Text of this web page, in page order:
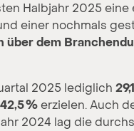
Halbjahr 2025
einer nochmals
über dem
2025 lediglich
42,5 %erzielen. Auch
2024 lag die